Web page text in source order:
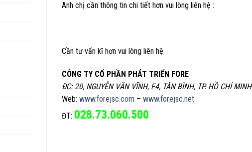
Anh chị cần thông tin chi tiết hơn vui lòng liên hệ :
Cần tư vấn kĩ hơn vui lòng liên hệ
CÔNG TY CỔ PHẦN PHÁT TRIỂN FORE
ĐC: 20, NGUYỄN VĂN VĨNH, F4, TÂN BÌNH, TP. HỒ CHÍ MINH
Web: www.forejsc.com – www.forejsc.net
ĐT: 028.73.060.500